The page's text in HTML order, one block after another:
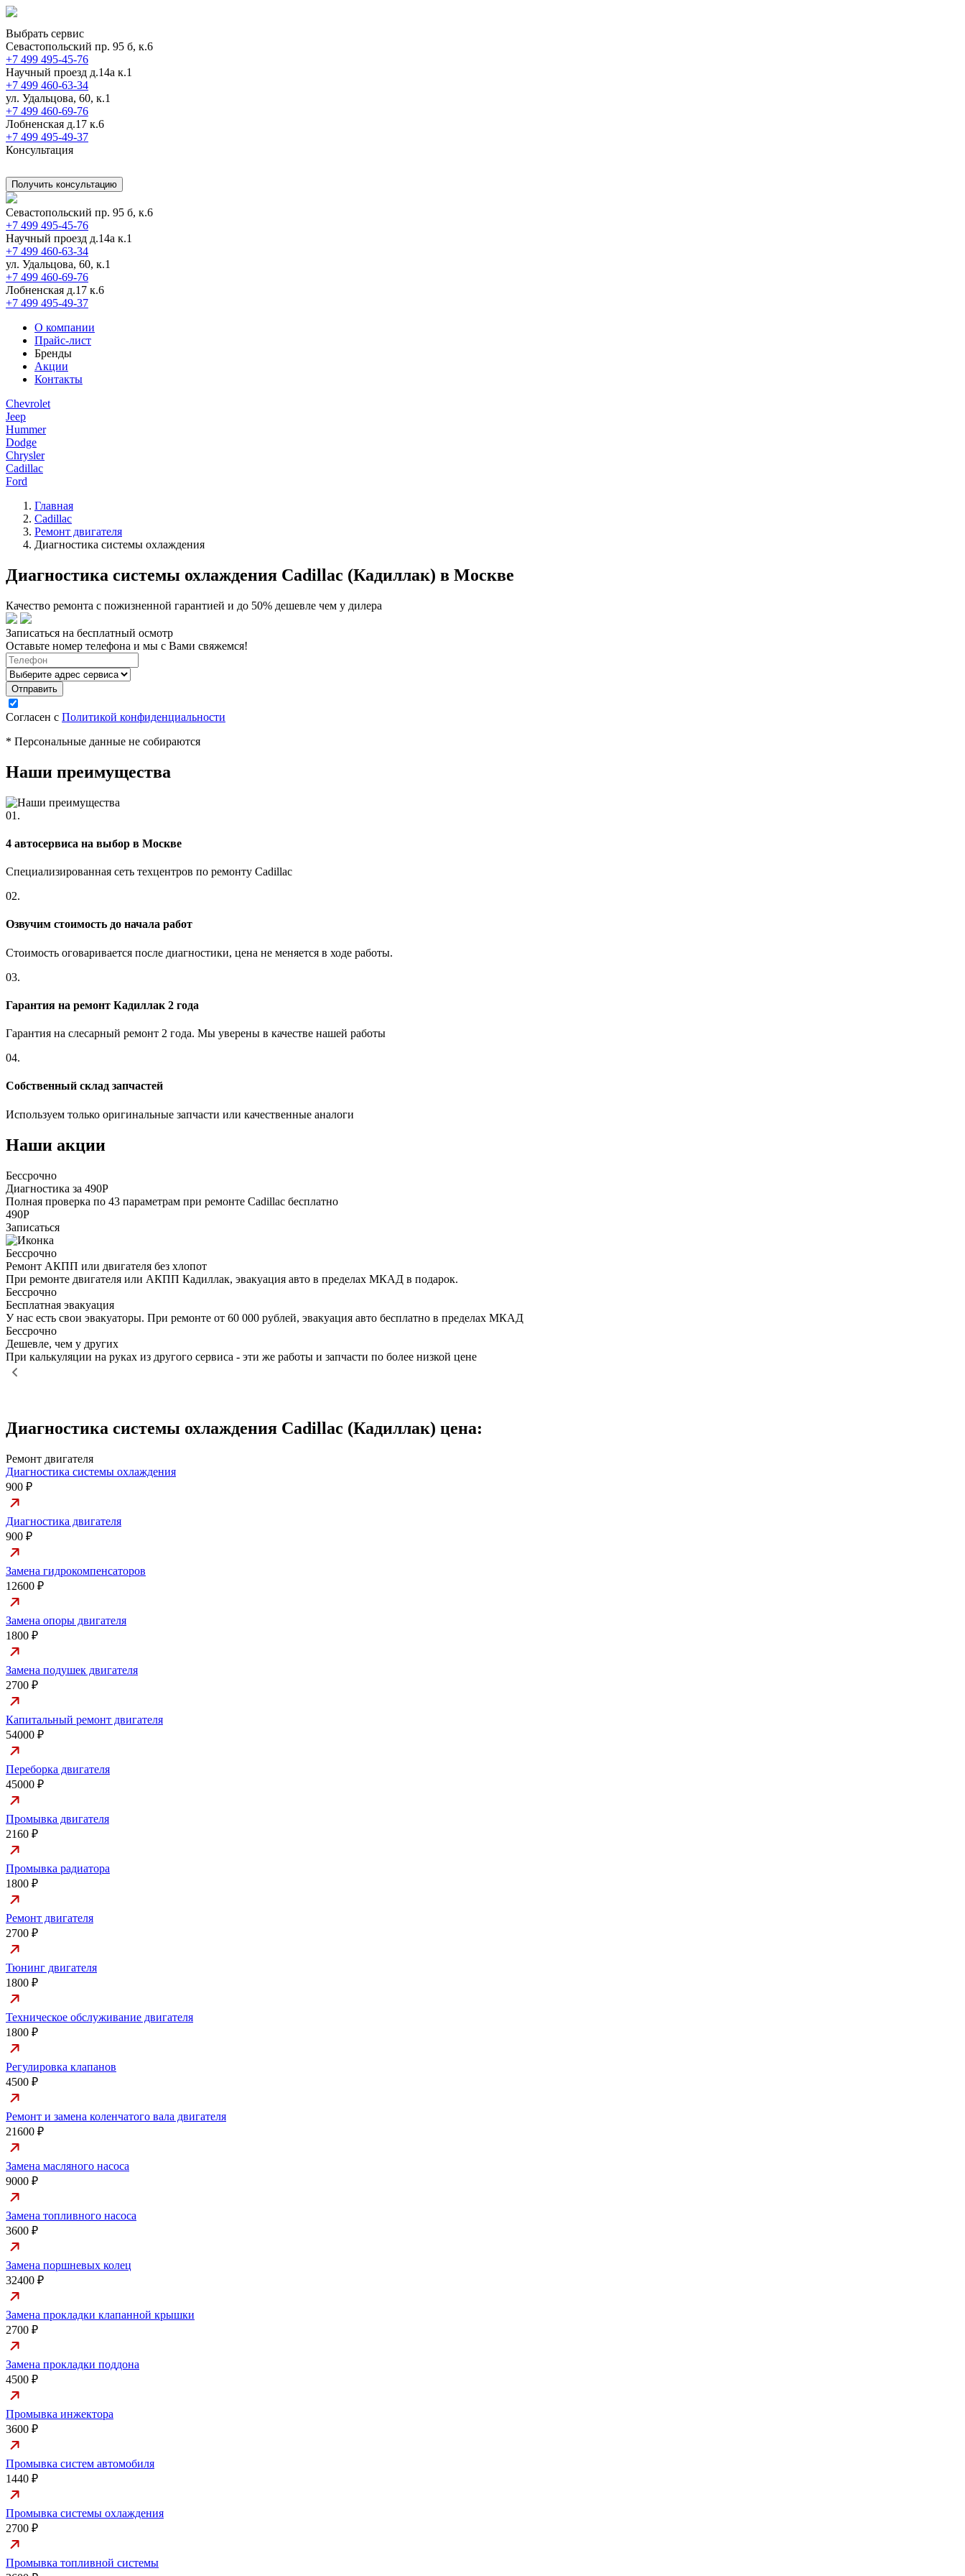
Выбрать сервис
Севастопольский пр. 95 б, к.6
+7 499 495-45-76
Научный проезд д.14а к.1
+7 499 460-63-34
ул. Удальцова, 60, к.1
+7 499 460-69-76
Лобненская д.17 к.6
+7 499 495-49-37
Консультация
Получить консультацию
Севастопольский пр. 95 б, к.6
+7 499 495-45-76
Научный проезд д.14а к.1
+7 499 460-63-34
ул. Удальцова, 60, к.1
+7 499 460-69-76
Лобненская д.17 к.6
+7 499 495-49-37
О компании
Прайс-лист
Бренды
Акции
Контакты
Chevrolet
Jeep
Hummer
Dodge
Chrysler
Cadillac
Ford
Главная
Cadillac
Ремонт двигателя
Диагностика системы охлаждения
Диагностика системы охлаждения Cadillac (Кадиллак) в Москве
Качество ремонта с пожизненной гарантией и до 50% дешевле чем у дилера
Записаться на бесплатный осмотр
Оставьте номер телефона и мы с Вами свяжемся!
Согласен с Политикой конфиденциальности
* Персональные данные не собираются
Наши преимущества
01.
4 автосервиса на выбор в Москве
Специализированная сеть техцентров по ремонту Cadillac
02.
Озвучим стоимость до начала работ
Стоимость оговаривается после диагностики, цена не меняется в ходе работы.
03.
Гарантия на ремонт Кадиллак 2 года
Гарантия на слесарный ремонт 2 года. Мы уверены в качестве нашей работы
04.
Собственный склад запчастей
Используем только оригинальные запчасти или качественные аналоги
Наши акции
Бессрочно
Диагностика за 490Р
Полная проверка по 43 параметрам при ремонте Cadillac бесплатно
490Р
Записаться
Бессрочно
Ремонт АКПП или двигателя без хлопот
При ремонте двигателя или АКПП Кадиллак, эвакуация авто в пределах МКАД в подарок.
Бессрочно
Бесплатная эвакуация
У нас есть свои эвакуаторы. При ремонте от 60 000 рублей, эвакуация авто бесплатно в пределах МКАД
Бессрочно
Дешевле, чем у других
При калькуляции на руках из другого сервиса - эти же работы и запчасти по более низкой цене
Диагностика системы охлаждения Cadillac (Кадиллак) цена:
Ремонт двигателя
Диагностика системы охлаждения
900 ₽
Диагностика двигателя
900 ₽
Замена гидрокомпенсаторов
12600 ₽
Замена опоры двигателя
1800 ₽
Замена подушек двигателя
2700 ₽
Капитальный ремонт двигателя
54000 ₽
Переборка двигателя
45000 ₽
Промывка двигателя
2160 ₽
Промывка радиатора
1800 ₽
Ремонт двигателя
2700 ₽
Тюнинг двигателя
1800 ₽
Техническое обслуживание двигателя
1800 ₽
Регулировка клапанов
4500 ₽
Ремонт и замена коленчатого вала двигателя
21600 ₽
Замена масляного насоса
9000 ₽
Замена топливного насоса
3600 ₽
Замена поршневых колец
32400 ₽
Замена прокладки клапанной крышки
2700 ₽
Замена прокладки поддона
4500 ₽
Промывка инжектора
3600 ₽
Промывка систем автомобиля
1440 ₽
Промывка системы охлаждения
2700 ₽
Промывка топливной системы